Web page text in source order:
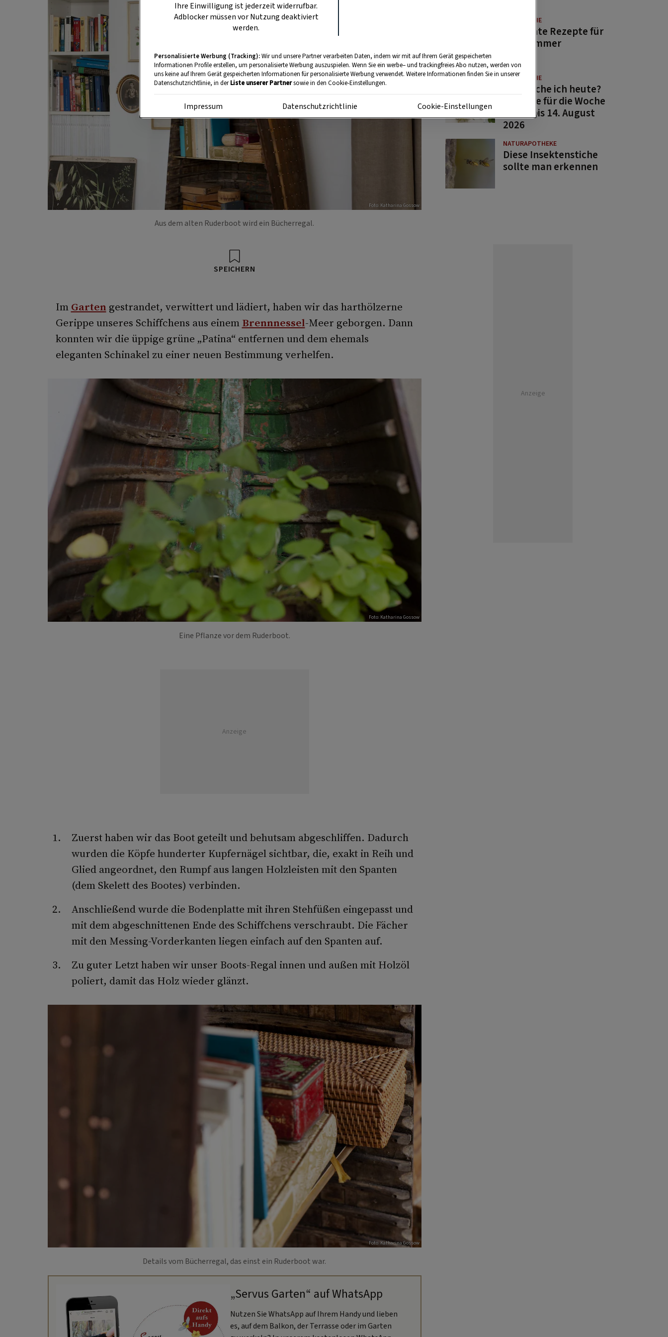
Foto: Katharina Gossow
Aus dem alten Ruderboot wird ein Bücherregal.
SPEICHERN
Im Gartengestrandet, verwittert und lädiert, haben wir das harthölzerne
Gerippe unseres Schiffchens aus einem Brennnessel-Meer geborgen. Dann
konnten wir die üppige grüne „Patina“ entfernen und dem ehemals
eleganten Schinakel zu einer neuen Bestimmung verhelfen.
Foto: Katharina Gossow
Eine Pflanze vor dem Ruderboot.
Anzeige
Zuerst haben wir das Boot geteilt und behutsam abgeschliffen. Dadurch
wurden die Köpfe hunderter Kupfernägel sichtbar, die, exakt in Reih und
Glied angeordnet, den Rumpf aus langen Holzleisten mit den Spanten
(dem Skelett des Bootes) verbinden.
Anschließend wurde die Bodenplatte mit ihren Stehfüßen eingepasst und
mit dem abgeschnittenen Ende des Schiffchens verschraubt. Die Fächer
mit den Messing-Vorderkanten liegen einfach auf den Spanten auf.
Zu guter Letzt haben wir unser Boots-Regal innen und außen mit Holzöl
poliert, damit das Holz wieder glänzt.
Foto: Katharina Gossow
Details vom Bücherregal, das einst ein Ruderboot war.
„Servus Garten“ auf WhatsApp
Nutzen Sie WhatsApp auf Ihrem Handy und lieben
es, auf dem Balkon, der Terrasse oder im Garten
GUTE KÜCHE
11 leichte Rezepte für
den Sommer
GUTE KÜCHE
Was koche ich heute?
Rezepte für die Woche
von 7. bis 14. August
2026
NATURAPOTHEKE
Diese Insektenstiche
sollte man erkennen
Anzeige
Ihre Einwilligung ist jederzeit widerrufbar.
Adblocker müssen vor Nutzung deaktiviert
werden.
Personalisierte Werbung (Tracking):Wir und unsere Partner verarbeiten Daten, indem wir mit auf Ihrem Gerät gespeicherten
Informationen Profile erstellen, um personalisierte Werbung auszuspielen. Wenn Sie ein werbe– und trackingfreies Abo nutzen, werden von
uns keine auf Ihrem Gerät gespeicherten Informationen für personalisierte Werbung verwendet. Weitere Informationen finden Sie in unserer
Datenschutzrichtlinie, in derListe unserer Partnersowie in den Cookie-Einstellungen.
Impressum Datenschutzrichtlinie Cookie-Einstellungen